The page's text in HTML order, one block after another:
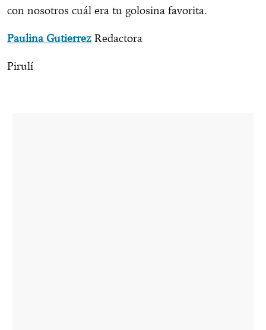
con nosotros cuál era tu golosina favorita.
Paulina Gutierrez Redactora
Pirulí